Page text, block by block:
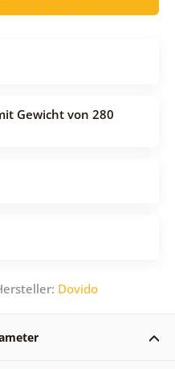
Gewicht von 280
Dovido